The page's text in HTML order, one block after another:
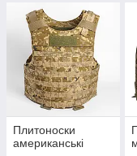
Плитоноски
американські